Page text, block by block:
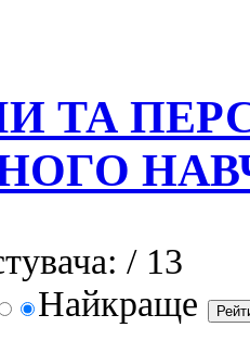
ТА
/ 13
Найкраще